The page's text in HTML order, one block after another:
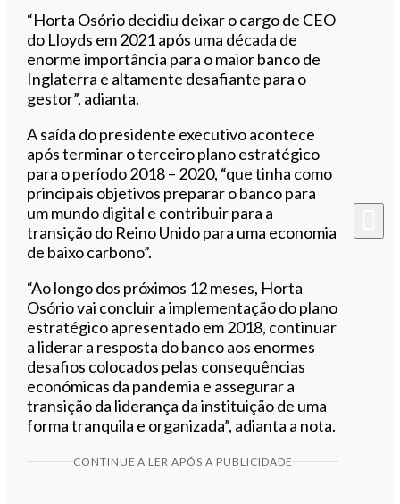
“Horta Osório decidiu deixar o cargo de CEO
do Lloyds em 2021 após uma década de
enorme importância para o maior banco de
Inglaterra e altamente desafiante para o
gestor”, adianta.
A saída do presidente executivo acontece
após terminar o terceiro plano estratégico
para o período 2018 – 2020, “que tinha como
principais objetivos preparar o banco para
um mundo digital e contribuir para a
transição do Reino Unido para uma economia
de baixo carbono”.
“Ao longo dos próximos 12 meses, Horta
Osório vai concluir a implementação do plano
estratégico apresentado em 2018, continuar
a liderar a resposta do banco aos enormes
desafios colocados pelas consequências
económicas da pandemia e assegurar a
transição da liderança da instituição de uma
forma tranquila e organizada”, adianta a nota.
CONTINUE A LER APÓS A PUBLICIDADE